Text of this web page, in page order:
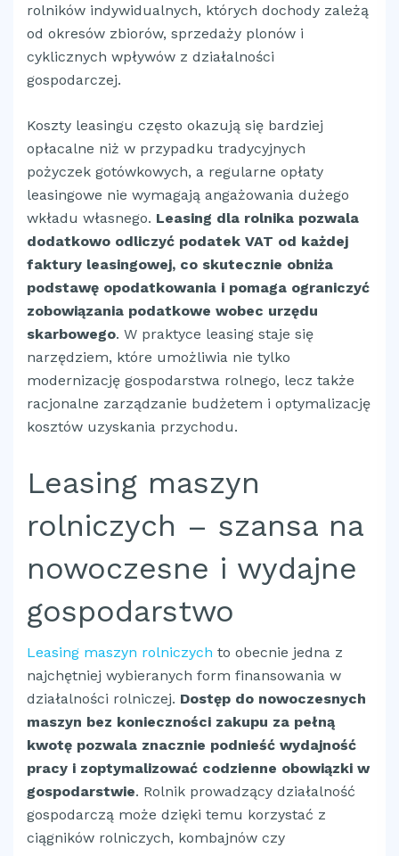
rolników indywidualnych, których dochody zależą
od okresów zbiorów, sprzedaży plonów i
cyklicznych wpływów z działalności
gospodarczej.
Koszty leasingu często okazują się bardziej
opłacalne niż w przypadku tradycyjnych
pożyczek gotówkowych, a regularne opłaty
leasingowe nie wymagają angażowania dużego
wkładu własnego. Leasing dla rolnika pozwala
dodatkowo odliczyć podatek VAT od każdej
faktury leasingowej, co skutecznie obniża
podstawę opodatkowania i pomaga ograniczyć
zobowiązania podatkowe wobec urzędu
skarbowego. W praktyce leasing staje się
narzędziem, które umożliwia nie tylko
modernizację gospodarstwa rolnego, lecz także
racjonalne zarządzanie budżetem i optymalizację
kosztów uzyskania przychodu.
Leasing maszyn
rolniczych – szansa na
nowoczesne i wydajne
gospodarstwo
Leasing maszyn rolniczych to obecnie jedna z
najchętniej wybieranych form finansowania w
działalności rolniczej. Dostęp do nowoczesnych
maszyn bez konieczności zakupu za pełną
kwotę pozwala znacznie podnieść wydajność
pracy i zoptymalizować codzienne obowiązki w
gospodarstwie. Rolnik prowadzący działalność
gospodarczą może dzięki temu korzystać z
ciągników rolniczych, kombajnów czy